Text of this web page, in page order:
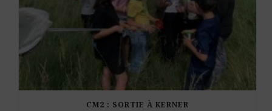
CM2 : SORTIE À KERNER